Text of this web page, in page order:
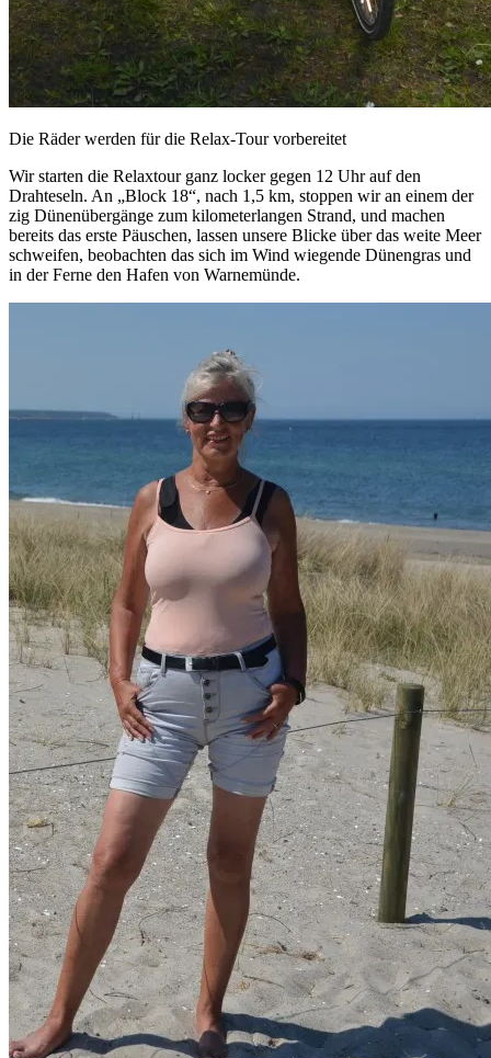
Die Räder werden für die Relax-Tour vorbereitet
Wir starten die Relaxtour ganz locker gegen 12 Uhr auf den
Drahteseln. An „Block 18“, nach 1,5 km, stoppen wir an einem der
zig Dünenübergänge zum kilometerlangen Strand, und machen
bereits das erste Päuschen, lassen unsere Blicke über das weite Meer
schweifen, beobachten das sich im Wind wiegende Dünengras und
in der Ferne den Hafen von Warnemünde.